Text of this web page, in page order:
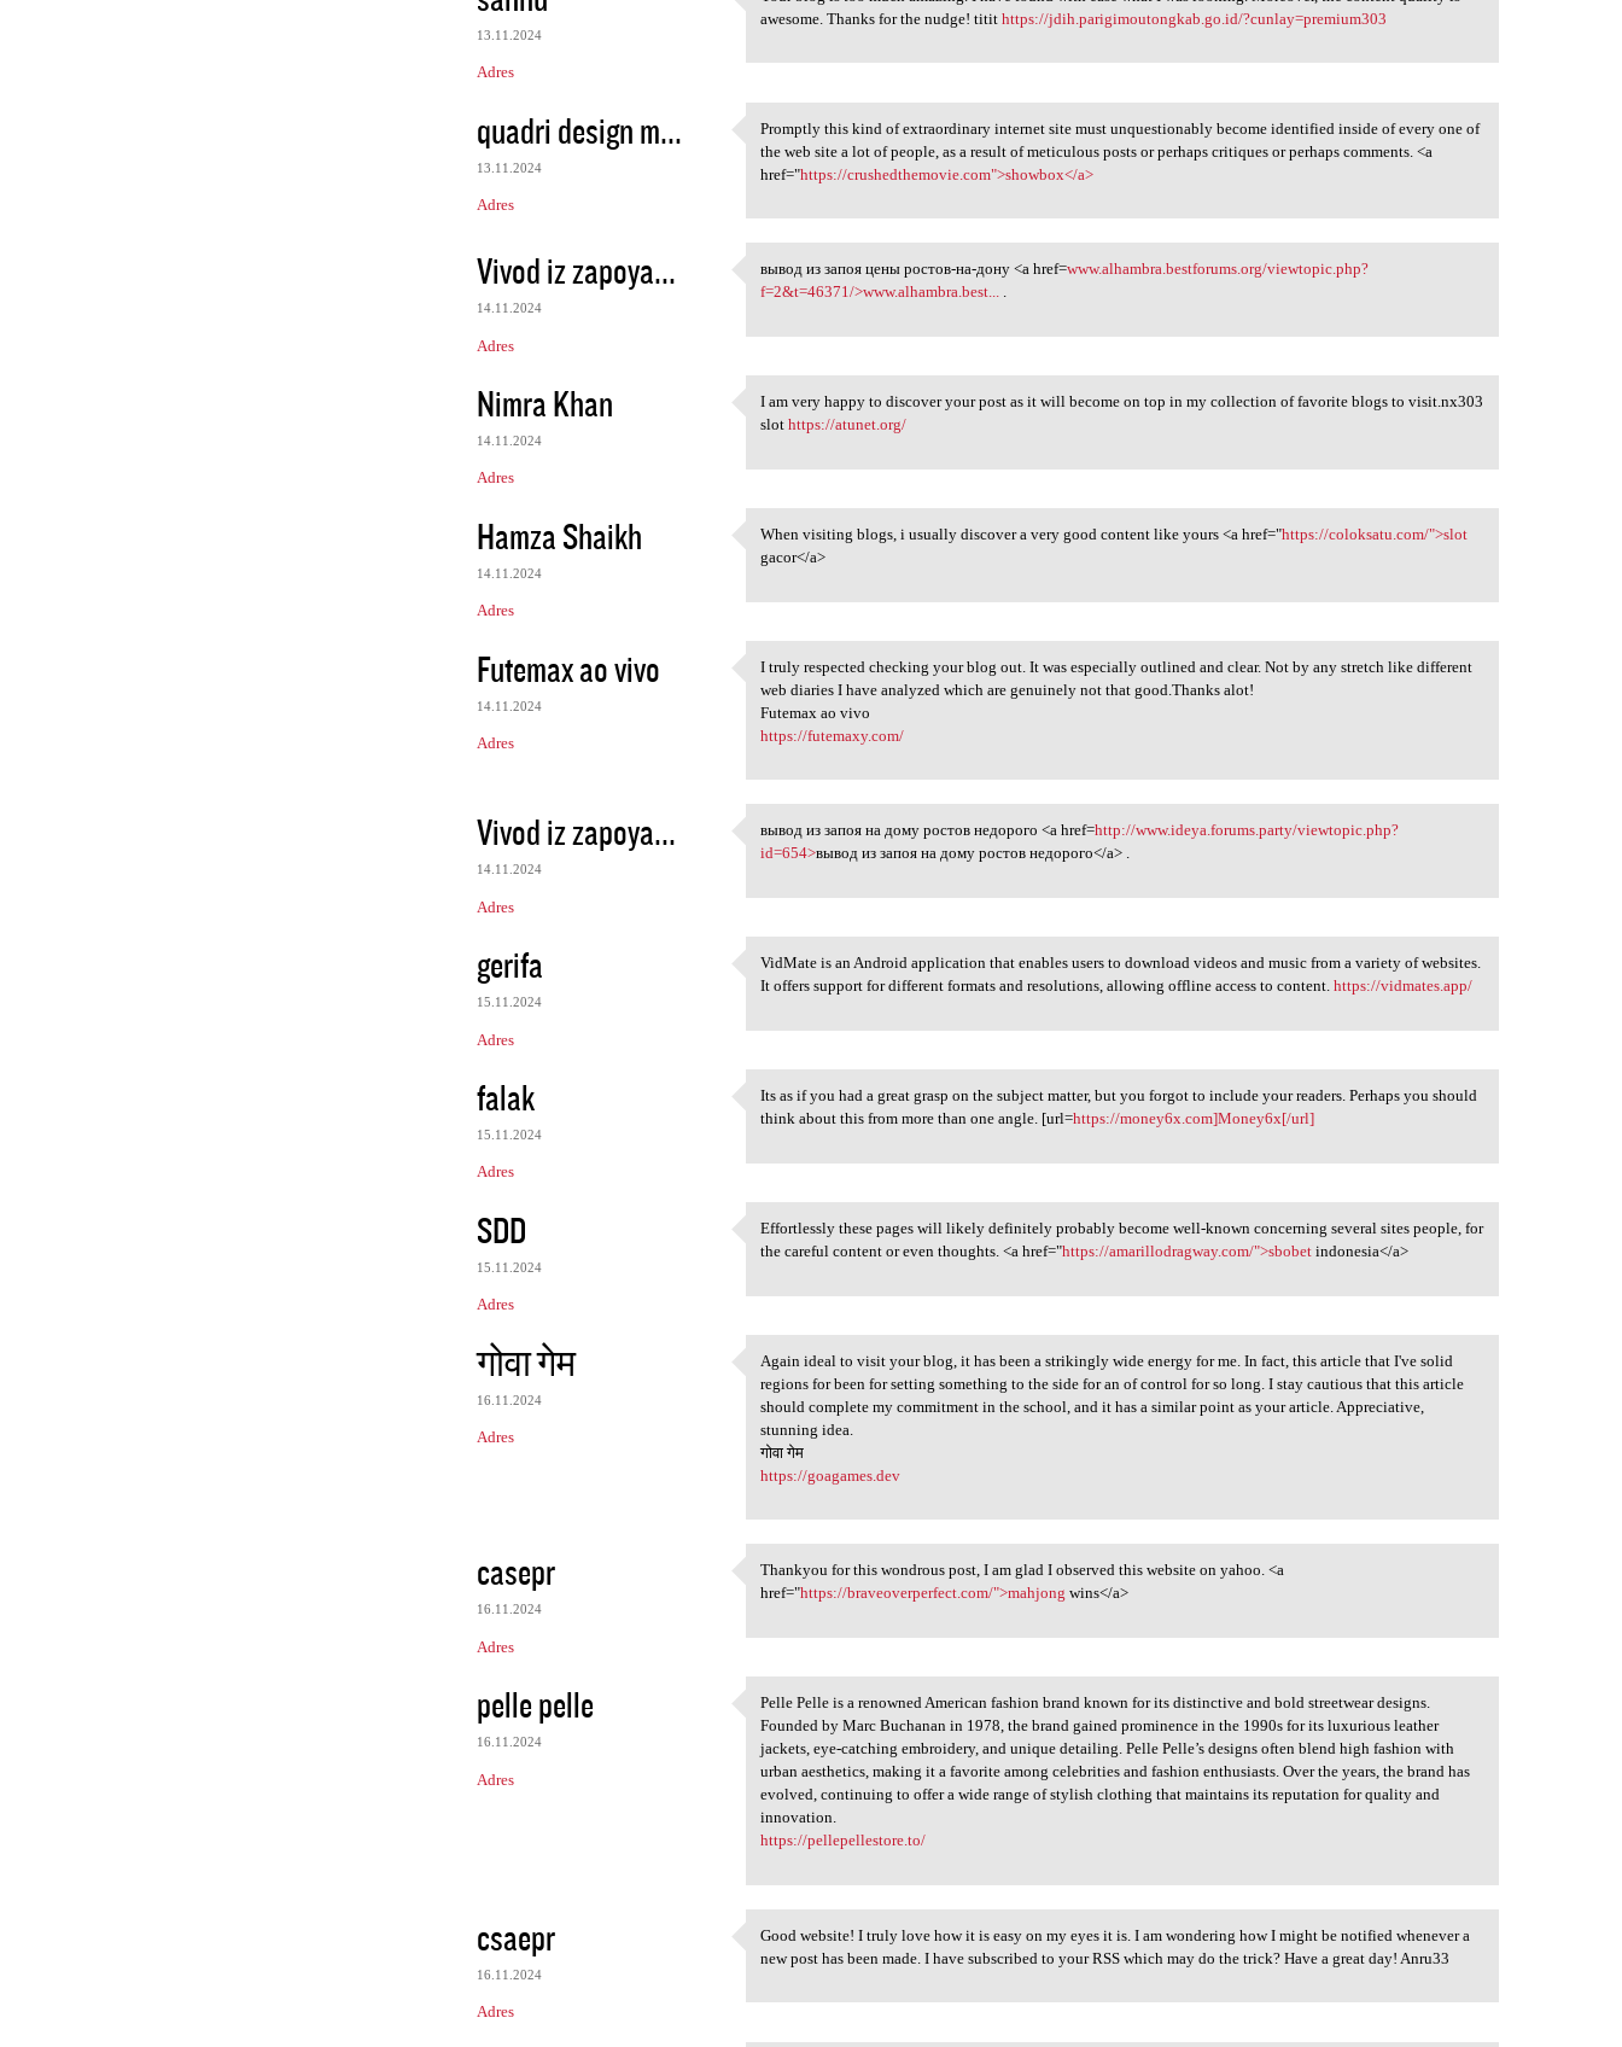
13.11.2024
Adres
Your blog is too much amazing
awesome. Thanks for the nudge! titithttps://jdih.parigimoutongkab.go.id/?cunlay=premium303
quadri design m...
13.11.2024
Adres
Promptly this kind of
Promptly this kind of extraordinary internet site must unquestionably become identified inside of every one of
the web site a lot of people, as a result of meticulous posts or perhaps critiques or perhaps comments. <a
href="https://crushedthemovie.com">showbox</a>
Vivod iz zapoya...
14.11.2024
Adres
вывод из запоя цены ростов-на
вывод из запоя цены ростов-на-дону <a href=www.alhambra.bestforums.org/viewtopic.php?
f=2&t=46371/>www.alhambra.best... .
Nimra Khan
14.11.2024
Adres
I am very happy to discover
I am very happy to discover your post as it will become on top in my collection of favorite blogs to visit.nx303
slothttps://atunet.org/
Hamza Shaikh
14.11.2024
Adres
When visiting blogs, i
When visiting blogs, i usually discover a very good content like yours <a href="https://coloksatu.com/">slot
gacor</a>
Futemax ao vivo
14.11.2024
Adres
I truly respected checking
I truly respected checking your blog out. It was especially outlined and clear. Not by any stretch like different
web diaries I have analyzed which are genuinely not that good.Thanks alot!
Futemax ao vivo
https://futemaxy.com/
Vivod iz zapoya...
14.11.2024
Adres
вывод из запоя на дому ростов
вывод из запоя на дому ростов недорого <a href=http://www.ideya.forums.party/viewtopic.php?
id=654>вывод из запоя на дому ростов недорого</a> .
gerifa
15.11.2024
Adres
VidMate is an Android
VidMate is an Android application that enables users to download videos and music from a variety of websites.
It offers support for different formats and resolutions, allowing offline access to content.https://vidmates.app/
falak
15.11.2024
Adres
Its as if you had a great
Its as if you had a great grasp on the subject matter, but you forgot to include your readers. Perhaps you should
think about this from more than one angle. [url=https://money6x.com]Money6x[/url]
SDD
15.11.2024
Adres
Effortlessly these pages will
Effortlessly these pages will likely definitely probably become well-known concerning several sites people, for
the careful content or even thoughts. <a href="https://amarillodragway.com/">sbobet indonesia</a>
गोवा गेम
16.11.2024
Adres
Again ideal to visit your
Again ideal to visit your blog, it has been a strikingly wide energy for me. In fact, this article that I've solid
regions for been for setting something to the side for an of control for so long. I stay cautious that this article
should complete my commitment in the school, and it has a similar point as your article. Appreciative,
stunning idea.
गोवा गेम
https://goagames.dev
casepr
16.11.2024
Adres
Thankyou for this wondrous
Thankyou for this wondrous post, I am glad I observed this website on yahoo. <a
href="https://braveoverperfect.com/">mahjong wins</a>
pelle pelle
16.11.2024
Adres
Pelle Pelle is a renowned
Pelle Pelle is a renowned American fashion brand known for its distinctive and bold streetwear designs.
Founded by Marc Buchanan in 1978, the brand gained prominence in the 1990s for its luxurious leather
jackets, eye-catching embroidery, and unique detailing. Pelle Pelle’s designs often blend high fashion with
urban aesthetics, making it a favorite among celebrities and fashion enthusiasts. Over the years, the brand has
evolved, continuing to offer a wide range of stylish clothing that maintains its reputation for quality and
innovation.
https://pellepellestore.to/
csaepr
16.11.2024
Adres
Good website! I truly love
Good website! I truly love how it is easy on my eyes it is. I am wondering how I might be notified whenever a
new post has been made. I have subscribed to your RSS which may do the trick? Have a great day! Anru33